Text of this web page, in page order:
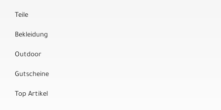
Teile
Bekleidung
Outdoor
Gutscheine
Top Artikel